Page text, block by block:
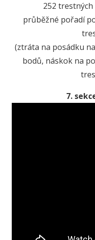
252 trestných
průběžné pořadí
(ztráta na posádku
bodů, náskok na
7.